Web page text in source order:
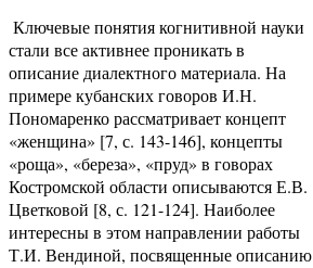
Ключевые понятия когнитивной науки
стали все активнее проникать в
описание диалектного материала. На
примере кубанских говоров И.Н.
Пономаренко рассматривает концепт
«женщина» [7, с. 143-146], концепты
«роща», «береза», «пруд» в говорах
Костромской области описываются Е.В.
Цветковой [8, с. 121-124]. Наиболее
интересны в этом направлении работы
Т.И. Вендиной, посвященные описанию